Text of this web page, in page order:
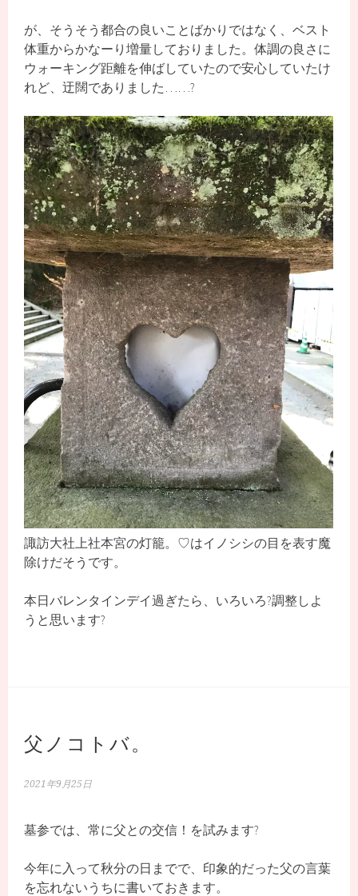
が、そうそう都合の良いことばかりではなく、ベスト
体重からかなーり増量しておりました。体調の良さに
ウォーキング距離を伸ばしていたので安心していたけ
れど、迂闊でありました……?
諏訪大社上社本宮の灯籠。♡はイノシシの目を表す魔
除けだそうです。
本日バレンタインデイ過ぎたら、いろいろ?調整しよ
うと思います?
父ノコトバ。
2021年9月25日
墓参では、常に父との交信！を試みます?
今年に入って秋分の日までで、印象的だった父の言葉
を忘れないうちに書いておきます。